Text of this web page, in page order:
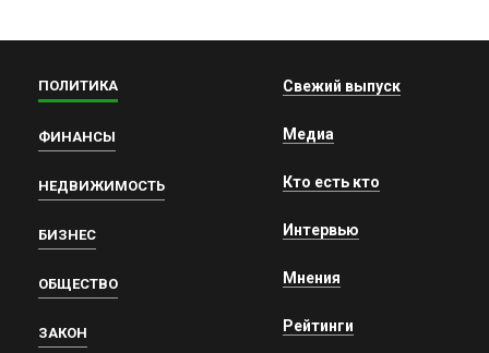
ПОЛИТИКА
ФИНАНСЫ
НЕДВИЖИМОСТЬ
БИЗНЕС
ОБЩЕСТВО
ЗАКОН
Свежий выпуск
Медиа
Кто есть кто
Интервью
Мнения
Рейтинги